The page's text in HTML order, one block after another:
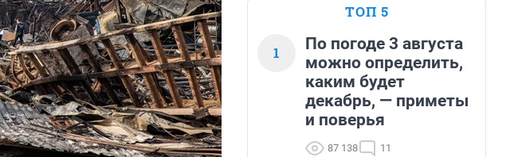
ТОП 5
1
По погоде 3 августа
можно определить,
каким будет
декабрь, — приметы
и поверья
87 138 11